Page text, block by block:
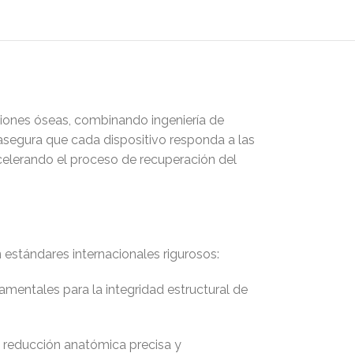
óseas, combinando ingeniería de
que cada dispositivo responda a las
el proceso de recuperación del
internacionales rigurosos:
para la integridad estructural de
anatómica precisa y